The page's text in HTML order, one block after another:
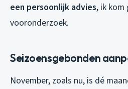
een persoonlijk advies, ik
vooronderzoek.
Seizoensgebonden
November, zoals nu, is dé